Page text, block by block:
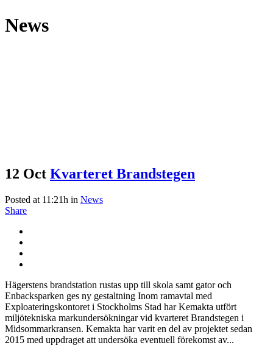
News
12 Oct Kvarteret Brandstegen
Posted at 11:21h in News
Share
Hägerstens brandstation rustas upp till skola samt gator och
Enbacksparken ges ny gestaltning Inom ramavtal med
Exploateringskontoret i Stockholms Stad har Kemakta utfört
miljötekniska markundersökningar vid kvarteret Brandstegen i
Midsommarkransen. Kemakta har varit en del av projektet sedan
2015 med uppdraget att undersöka eventuell förekomst av...